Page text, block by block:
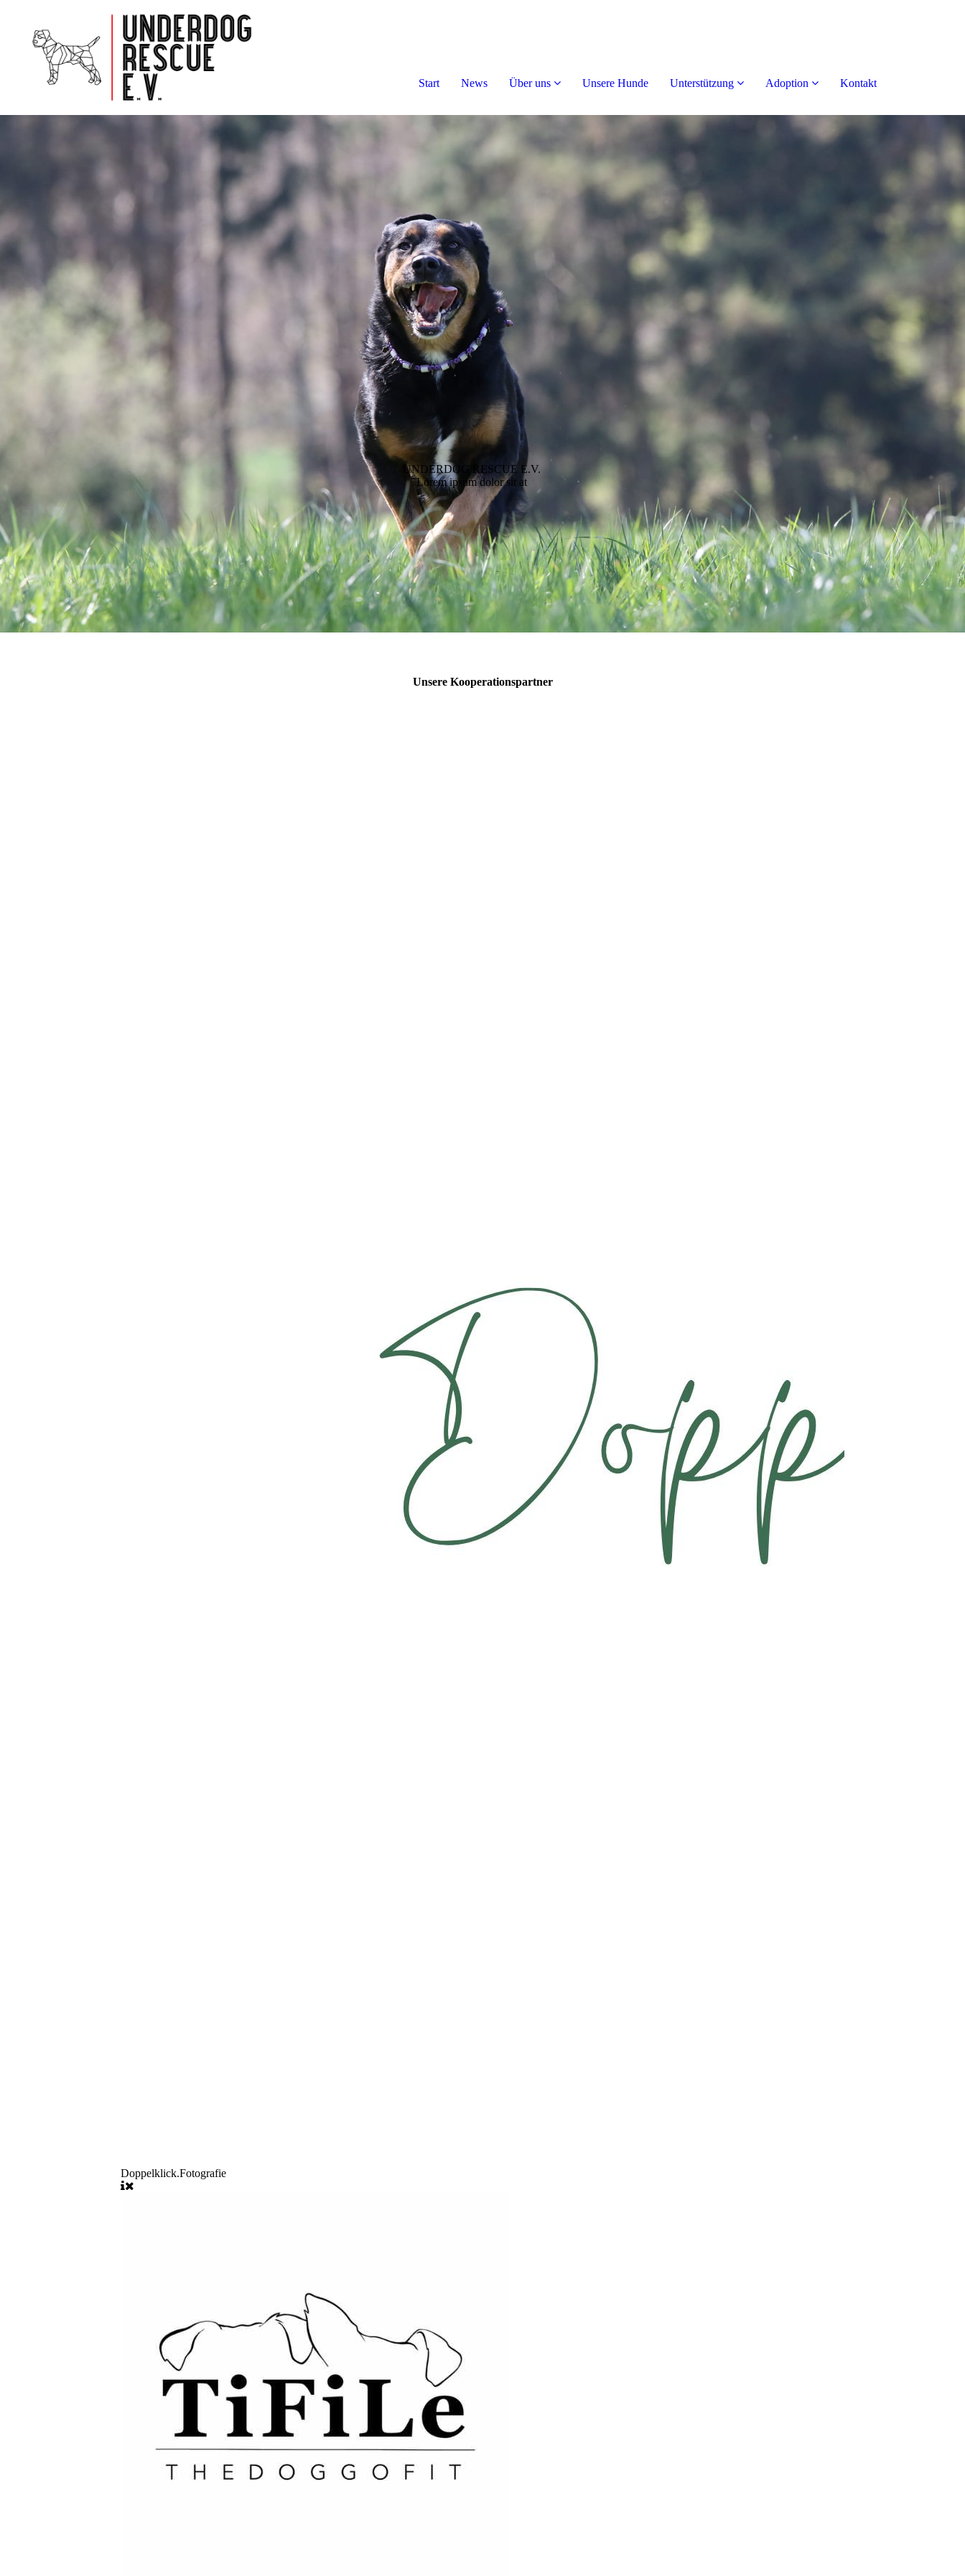
Start News Über uns Unsere Hunde Unterstützung Adoption Kontakt
UNDERDOG RESCUE E.V.
Lorem ipsum dolor sit at
Unsere Kooperationspartner
Doppelklick.Fotografie